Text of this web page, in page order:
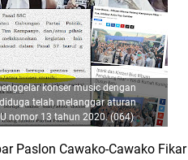
konser music dengan
telah melanggar aturan
nomor 13 tahun 2020. (064)
Paslon Cawako-Cawako